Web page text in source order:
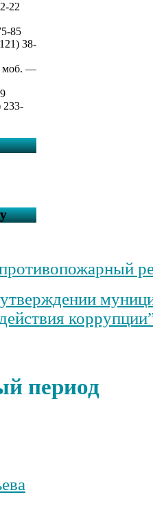
22
85
38-
моб. —
период